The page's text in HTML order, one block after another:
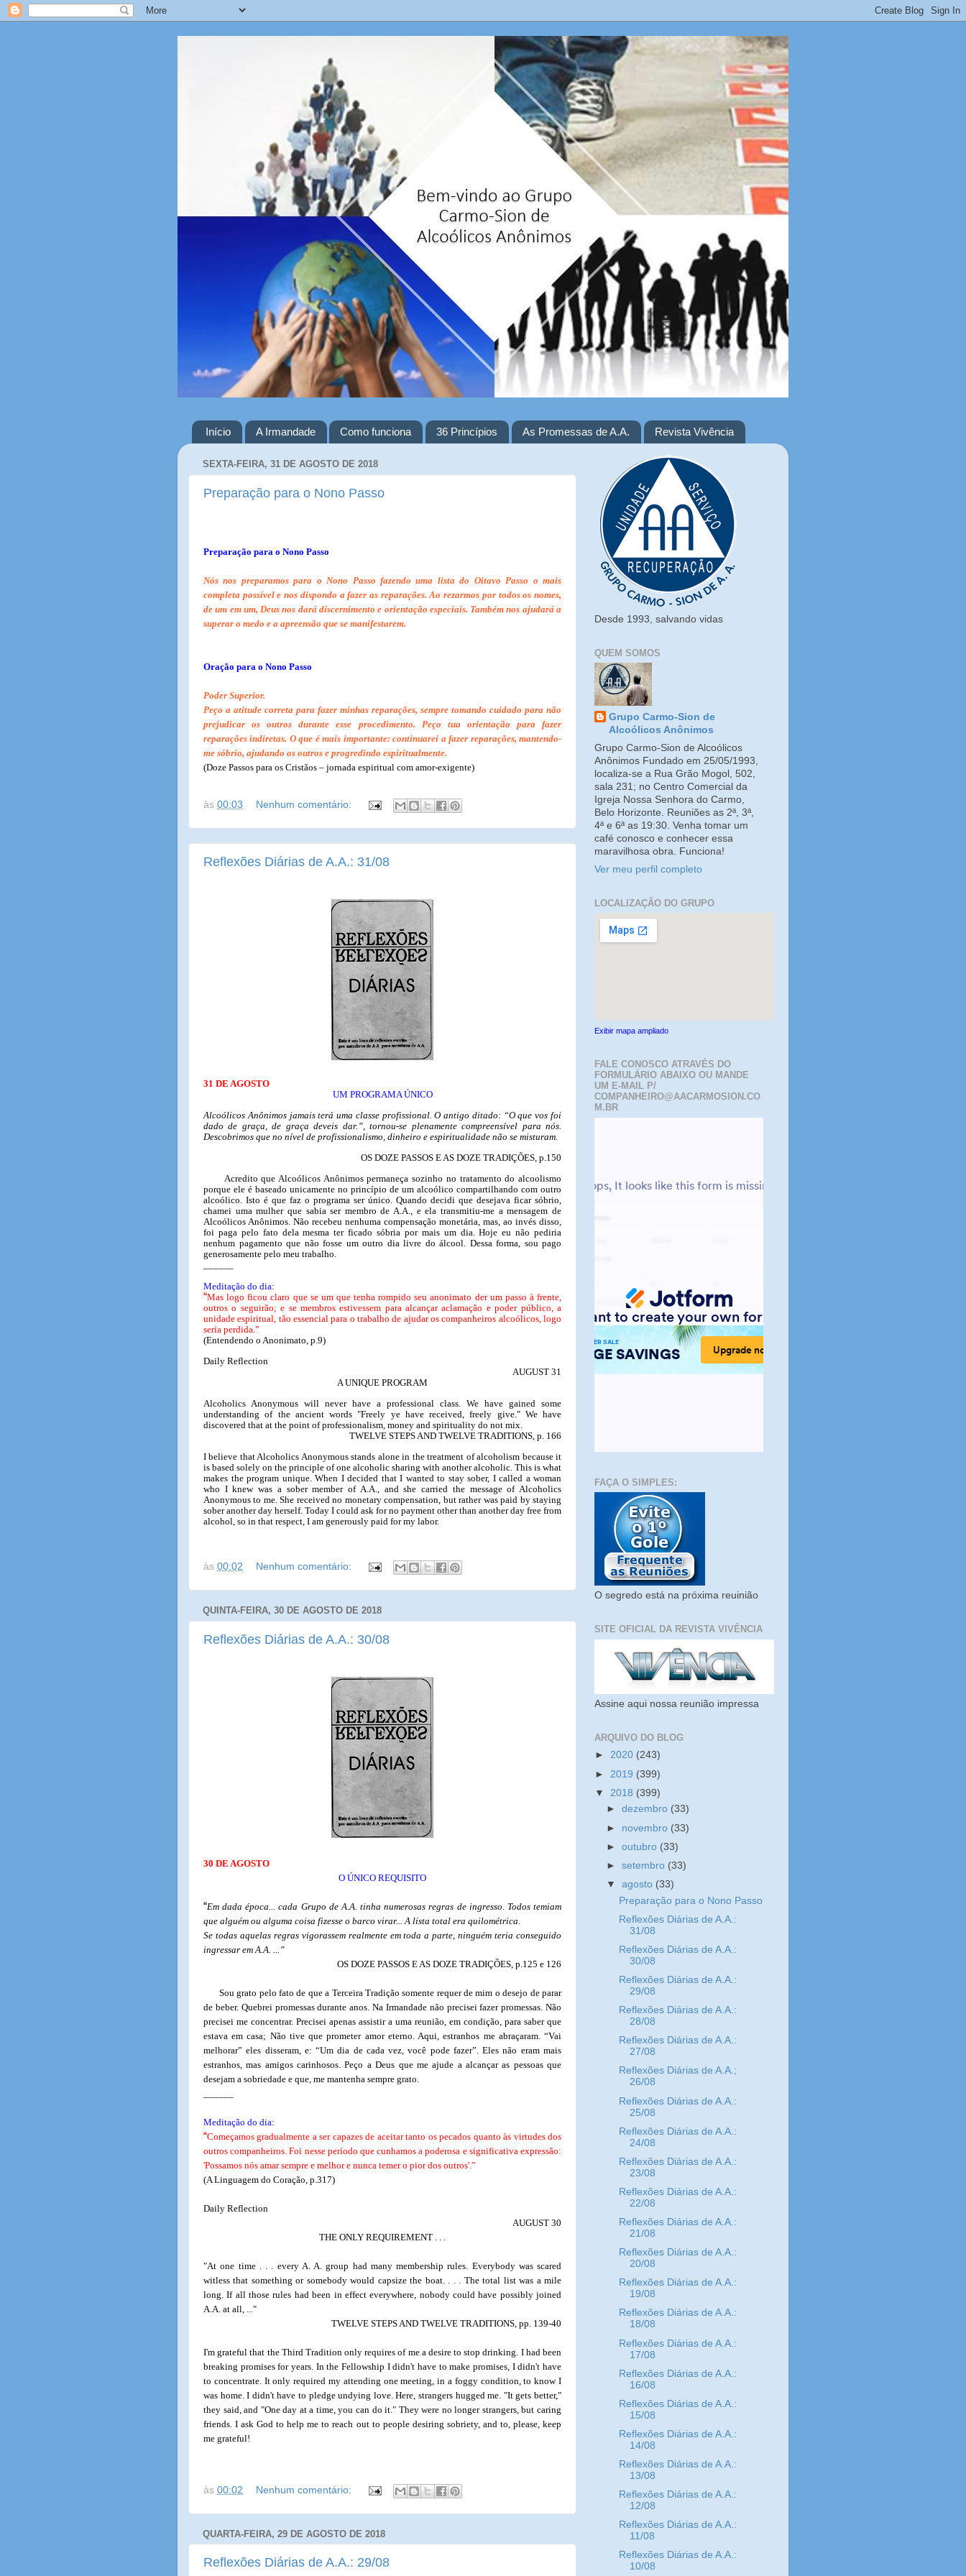
Início A Irmandade Como funciona 36 Princípios As Promessas de A.A. Revista Vivência
SEXTA-FEIRA, 31 DE AGOSTO DE 2018
Preparação para o Nono Passo
Preparação para o Nono Passo
Nós nos preparamos para o Nono Passo fazendo uma lista do Oitavo Passo o mais
completa possível e nos dispondo a fazer as reparações. Ao rezarmos por todos os nomes,
de um em um, Deus nos dará discernimento e orientação especiais. Também nos ajudará a
superar o medo e a apreensão que se manifestarem.
Oração para o Nono Passo
Poder Superior.
Peço a atitude correta para fazer minhas reparações, sempre tomando cuidado para não
prejudicar os outros durante esse procedimento. Peço tua orientação para fazer
reparações indiretas. O que é mais importante: continuarei a fazer reparações, mantendo-
me sóbrio, ajudando os outros e progredindo espiritualmente.
(Doze Passos para os Cristãos – jornada espiritual com amor-exigente)
às 00:03 Nenhum comentário:
Reflexões Diárias de A.A.: 31/08
31 DE AGOSTO
UM PROGRAMA ÚNICO
Alcoólicos Anônimos jamais terá uma classe profissional. O antigo ditado: “O que vos foi
dado de graça, de graça deveis dar.”, tornou-se plenamente compreensível para nós.
Descobrimos que no nível de profissionalismo, dinheiro e espiritualidade não se misturam.
OS DOZE PASSOS E AS DOZE TRADIÇÕES, p.150
Acredito que Alcoólicos Anônimos permaneça sozinho no tratamento do alcoolismo
porque ele é baseado unicamente no princípio de um alcoólico compartilhando com outro
alcoólico. Isto é que faz o programa ser único. Quando decidi que desejava ficar sóbrio,
chamei uma mulher que sabia ser membro de A.A., e ela transmitiu-me a mensagem de
Alcoólicos Anônimos. Não recebeu nenhuma compensação monetária, mas, ao invés disso,
foi paga pelo fato dela mesma ter ficado sóbria por mais um dia. Hoje eu não pediria
nenhum pagamento que não fosse um outro dia livre do álcool. Dessa forma, sou pago
generosamente pelo meu trabalho.
Meditação do dia:
“Mas logo ficou claro que se um que tenha rompido seu anonimato der um passo à frente,
outros o seguirão; e se membros estivessem para alcançar aclamação e poder público, a
unidade espiritual, tão essencial para o trabalho de ajudar os companheiros alcoólicos, logo
seria perdida.”
(Entendendo o Anonimato, p.9)
Daily Reflection
AUGUST 31
A UNIQUE PROGRAM
Alcoholics Anonymous will never have a professional class. We have gained some
understanding of the ancient words "Freely ye have received, freely give." We have
discovered that at the point of professionalism, money and spirituality do not mix.
TWELVE STEPS AND TWELVE TRADITIONS, p. 166
I believe that Alcoholics Anonymous stands alone in the treatment of alcoholism because it
is based solely on the principle of one alcoholic sharing with another alcoholic. This is what
makes the program unique. When I decided that I wanted to stay sober, I called a woman
who I knew was a sober member of A.A., and she carried the message of Alcoholics
Anonymous to me. She received no monetary compensation, but rather was paid by staying
sober another day herself. Today I could ask for no payment other than another day free from
alcohol, so in that respect, I am generously paid for my labor.
às 00:02 Nenhum comentário:
QUINTA-FEIRA, 30 DE AGOSTO DE 2018
Reflexões Diárias de A.A.: 30/08
30 DE AGOSTO
O ÚNICO REQUISITO
“Em dada época... cada Grupo de A.A. tinha numerosas regras de ingresso. Todos temiam
que alguém ou alguma coisa fizesse o barco virar... A lista total era quilométrica.
Se todas aquelas regras vigorassem realmente em toda a parte, ninguém teria conseguido
ingressar em A.A. ...”
OS DOZE PASSOS E AS DOZE TRADIÇÕES, p.125 e 126
Sou grato pelo fato de que a Terceira Tradição somente requer de mim o desejo de parar
de beber. Quebrei promessas durante anos. Na Irmandade não precisei fazer promessas. Não
precisei me concentrar. Precisei apenas assistir a uma reunião, em condição, para saber que
estava em casa; Não tive que prometer amor eterno. Aqui, estranhos me abraçaram. “Vai
melhorar” eles disseram, e: “Um dia de cada vez, você pode fazer”. Eles não eram mais
estranhos, mas amigos carinhosos. Peço a Deus que me ajude a alcançar as pessoas que
desejam a sobriedade e que, me mantenha sempre grato.
Meditação do dia:
“Começamos gradualmente a ser capazes de aceitar tanto os pecados quanto às virtudes dos
outros companheiros. Foi nesse período que cunhamos a poderosa e significativa expressão:
'Possamos nós amar sempre e melhor e nunca temer o pior dos outros'.”
(A Linguagem do Coração, p.317)
Daily Reflection
AUGUST 30
THE ONLY REQUIREMENT . . .
"At one time . . . every A. A. group had many membership rules. Everybody was scared
witless that something or somebody would capsize the boat. . . . The total list was a mile
long. If all those rules had been in effect everywhere, nobody could have possibly joined
A.A. at all, ..."
TWELVE STEPS AND TWELVE TRADITIONS, pp. 139-40
I'm grateful that the Third Tradition only requires of me a desire to stop drinking. I had been
breaking promises for years. In the Fellowship I didn't have to make promises, I didn't have
to concentrate. It only required my attending one meeting, in a foggy condition, to know I
was home. I didn't have to pledge undying love. Here, strangers hugged me. "It gets better,"
they said, and "One day at a time, you can do it." They were no longer strangers, but caring
friends. I ask God to help me to reach out to people desiring sobriety, and to, please, keep
me grateful!
às 00:02 Nenhum comentário:
QUARTA-FEIRA, 29 DE AGOSTO DE 2018
Reflexões Diárias de A.A.: 29/08
Desde 1993, salvando vidas
QUEM SOMOS
Grupo Carmo-Sion de
Alcoólicos Anônimos
Grupo Carmo-Sion de Alcoólicos
Anônimos Fundado em 25/05/1993,
localiza-se a Rua Grão Mogol, 502,
sala 231; no Centro Comercial da
Igreja Nossa Senhora do Carmo,
Belo Horizonte. Reuniões as 2ª, 3ª,
4ª e 6ª as 19:30. Venha tomar um
café conosco e conhecer essa
maravilhosa obra. Funciona!
Ver meu perfil completo
LOCALIZAÇÃO DO GRUPO
Exibir mapa ampliado
FALE CONOSCO ATRAVÉS DO
FORMULÁRIO ABAIXO OU MANDE
UM E-MAIL P/
COMPANHEIRO@AACARMOSION.CO
M.BR
FAÇA O SIMPLES:
O segredo está na próxima reuinião
SITE OFICIAL DA REVISTA VIVÊNCIA
Assine aqui nossa reunião impressa
ARQUIVO DO BLOG
► 2020 (243)
► 2019 (399)
▼ 2018 (399)
►dezembro (33)
► novembro (33)
►outubro (33)
►setembro (33)
▼agosto (33)
Preparação para o Nono Passo
Reflexões Diárias de A.A.:
31/08
Reflexões Diárias de A.A.:
30/08
Reflexões Diárias de A.A.:
29/08
Reflexões Diárias de A.A.:
28/08
Reflexões Diárias de A.A.:
27/08
Reflexões Diárias de A.A.;
26/08
Reflexões Diárias de A.A.:
25/08
Reflexões Diárias de A.A.:
24/08
Reflexões Diárias de A.A.:
23/08
Reflexões Diárias de A.A.:
22/08
Reflexões Diárias de A.A.:
21/08
Reflexões Diárias de A.A.:
20/08
Reflexões Diárias de A.A.:
19/08
Reflexões Diárias de A.A.:
18/08
Reflexões Diárias de A.A.:
17/08
Reflexões Diárias de A.A.:
16/08
Reflexões Diárias de A.A.:
15/08
Reflexões Diárias de A.A.:
14/08
Reflexões Diárias de A.A.:
13/08
Reflexões Diárias de A.A.:
12/08
Reflexões Diárias de A.A.:
11/08
Reflexões Diárias de A.A.:
10/08